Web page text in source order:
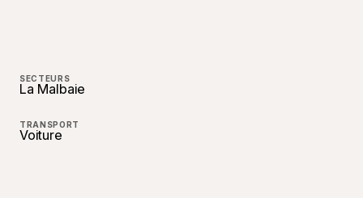
SECTEURS
La Malbaie
TRANSPORT
Voiture